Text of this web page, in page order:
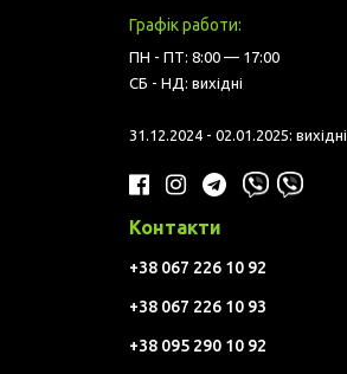
Графік работи:
ПН - ПТ: 8:00 — 17:00
СБ - НД: вихідні
31.12.2024 - 02.01.2025: вихідні
Контакти
+38 067 226 10 92
+38 067 226 10 93
+38 095 290 10 92